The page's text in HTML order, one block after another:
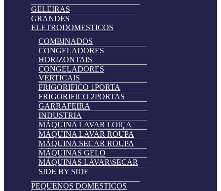
GELEIRAS
GRANDES
ELETRODOMESTICOS
COMBINADOS
CONGELADORES
HORIZONTAIS
CONGELADORES
VERTICAIS
FRIGORIFICO 1PORTA
FRIGORIFICO 2PORTAS
GARRAFEIRA
INDUSTRIA
MÁQUINA LAVAR LOIÇA
MÁQUINA LAVAR ROUPA
MÁQUINA SECAR ROUPA
MÁQUINAS GELO
MÁQUINAS LAVAR\SECAR
SIDE BY SIDE
PEQUENOS DOMESTICOS